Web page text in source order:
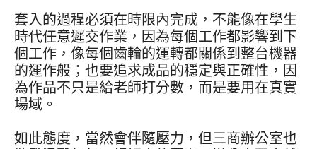
套入的過程必須在時限內完成，不能像在學生
時代任意遲交作業，因為每個工作都影響到下
個工作，像每個齒輪的運轉都關係到整台機器
的運作般；也要追求成品的穩定與正確性，因
為作品不只是給老師打分數，而是要用在真實
場域。
如此態度，當然會伴隨壓力，但三商辦公室也